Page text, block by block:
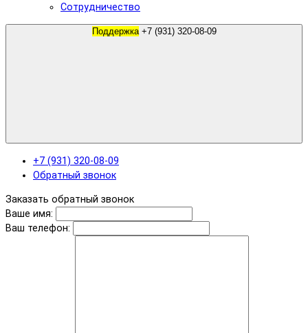
Сотрудничество
Поддержка +7 (931) 320-08-09
+7 (931) 320-08-09
Обратный звонок
Заказать обратный звонок
Ваше имя:
Ваш телефон: